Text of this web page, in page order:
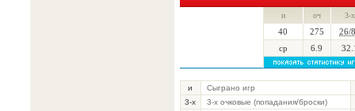
и оч 3-х
40 275
26/
ср
6.9
и
Сыграно игр
3-х
3-х очковые (попадания/броски)